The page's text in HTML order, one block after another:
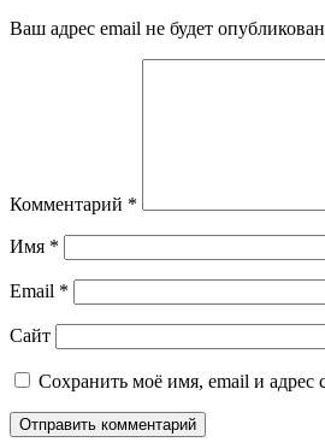
Ваш адрес email не будет
Комментарий *
Имя *
Email *
Сайт
Сохранить моё имя, email и адрес